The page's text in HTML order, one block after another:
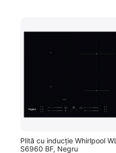
Plită cu inducție Whirlpool WL
S6960 BF, Negru